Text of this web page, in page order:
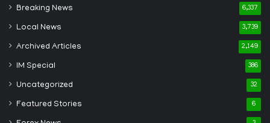
Breaking News 6,337
Local News 3,739
Archived Articles 2,149
IM Special 386
Uncategorized 32
Featured Stories 6